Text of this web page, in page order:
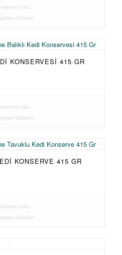
oku
Göster
KONSERVESI 415 GR
oku
Göster
KONSERVE 415 GR
oku
Göster